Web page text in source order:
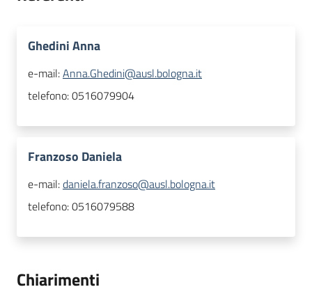
Ghedini Anna
e-mail:Anna.Ghedini@ausl.bologna.it
telefono:0516079904
Franzoso Daniela
e-mail:daniela.franzoso@ausl.bologna.it
telefono:0516079588
Chiarimenti